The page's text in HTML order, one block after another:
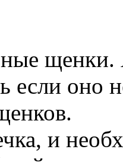
щенки.
если оно
и